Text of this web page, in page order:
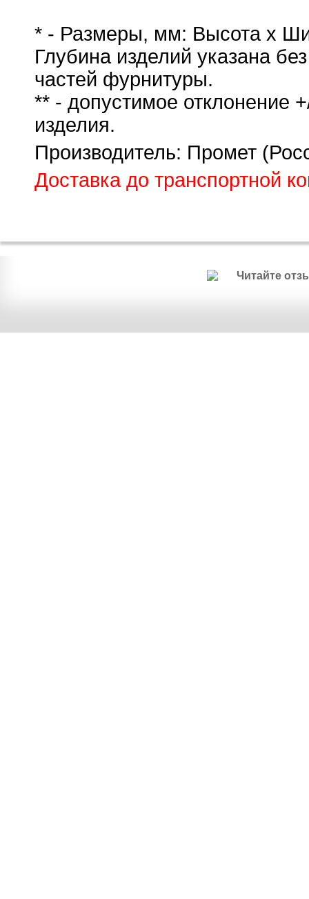
* - Размеры, мм: Высота x
Глубина изделий указана
частей фурнитуры.
** - допустимое отклонение
изделия.
Производитель: Промет
Доставка до транспортной